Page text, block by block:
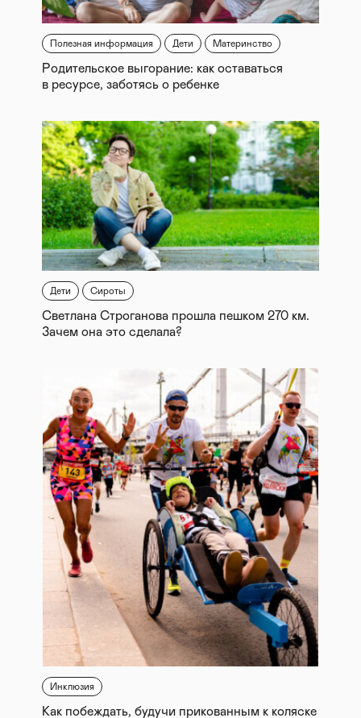
Полезная информация Дети Материнство
Родительское выгорание: как оставаться
в ресурсе, заботясь о ребенке
Дети Сироты
Светлана Строганова прошла пешком 270 км.
Зачем она это сделала?
Инклюзия
Как побеждать, будучи прикованным к коляске